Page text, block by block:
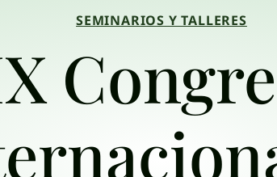
SEMINARIOS Y TALLERES